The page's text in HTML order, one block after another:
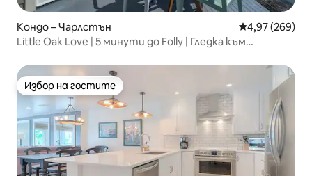
Кондо – Чарлстън Средна
4,97 (269)
Little Oak Love | 5 минути до Folly | Гледка към
Избор на гостите
Избор на гостите